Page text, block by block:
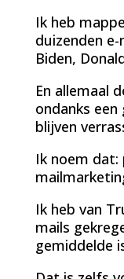
Ik heb
duizenden e-
Biden,
En allemaal
ondanks
blijven
Ik noem dat:
Ik heb van
mails
gemiddelde